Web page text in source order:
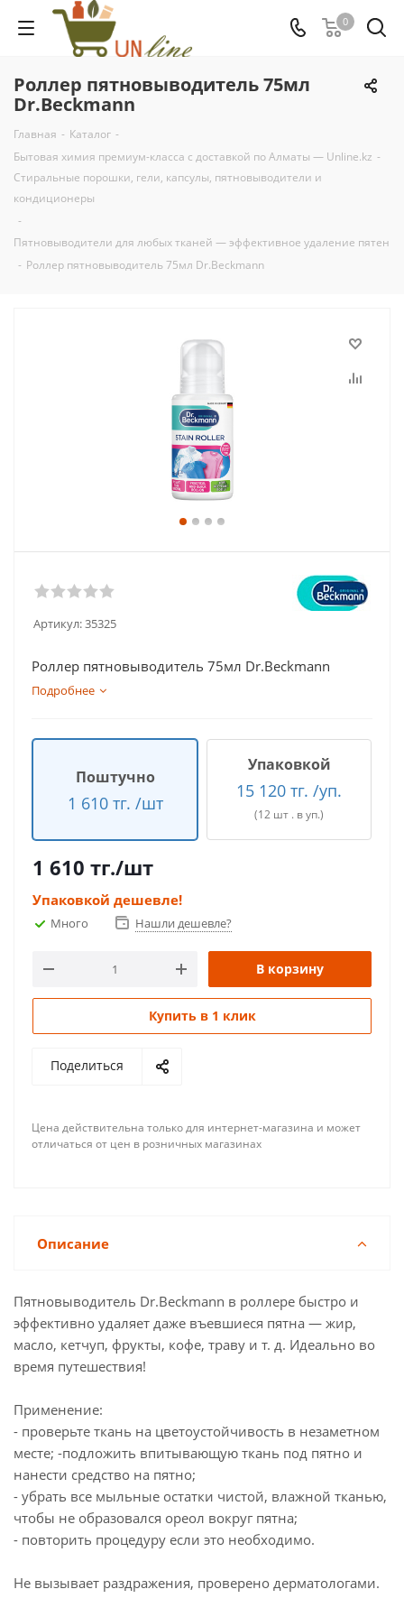
0
Роллер пятновыводитель 75мл
Dr.Beckmann
Главная - Каталог -
Бытовая химия премиум-класса с доставкой по Алматы — Unline.kz -
Стиральные порошки, гели, капсулы, пятновыводители и
кондиционеры
-
Пятновыводители для любых тканей — эффективное удаление пятен
- Роллер пятновыводитель 75мл Dr.Beckmann
Артикул:35325
Роллер пятновыводитель 75мл Dr.Beckmann
Подробнее
Поштучно
1 610 тг. /шт
Упаковкой
15 120 тг. /уп.
(12 шт . в уп.)
1 610 тг./шт
Упаковкой дешевле!
Много Нашли дешевле?
В корзину
Купить в 1 клик
Поделиться
Цена действительна только для интернет-магазина и может
отличаться от цен в розничных магазинах
Описание
Пятновыводитель Dr.Beckmann в роллере быстро и
эффективно удаляет даже въевшиеся пятна — жир,
масло, кетчуп, фрукты, кофе, траву и т. д. Идеально во
время путешествия!
Применение:
- проверьте ткань на цветоустойчивость в незаметном
месте; -подложить впитывающую ткань под пятно и
нанести средство на пятно;
- убрать все мыльные остатки чистой, влажной тканью,
чтобы не образовался ореол вокруг пятна;
- повторить процедуру если это необходимо.
Не вызывает раздражения, проверено дерматологами.